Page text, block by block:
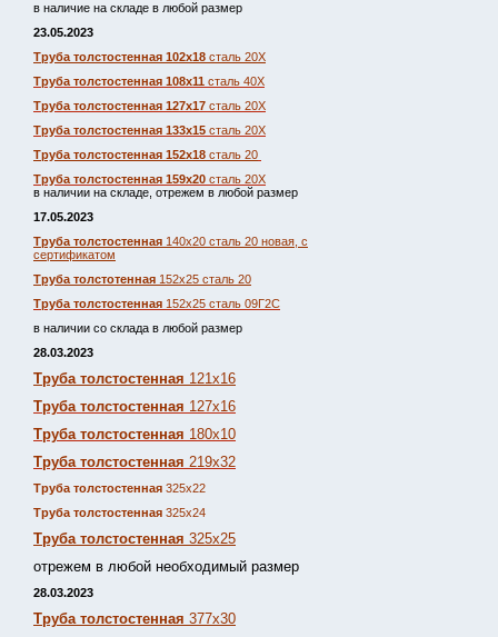
в наличие на складе в любой размер
23.05.2023
Труба толстостенная 102х18 сталь 20Х
Труба толстостенная 108х11 сталь 40Х
Труба толстостенная 127х17 сталь 20Х
Труба толстостенная 133х15 сталь 20Х
Труба толстостенная 152х18 сталь 20
Труба толстостенная 159х20 сталь 20Х
в наличии на складе, отрежем в любой размер
17.05.2023
Труба толстостенная 140х20 сталь 20 новая, с
сертификатом
Труба толстотенная 152х25 сталь 20
Труба толстостенная 152х25 сталь 09Г2С
в наличии со склада в любой размер
28.03.2023
Труба толстостенная 121х16
Труба толстостенная 127х16
Труба толстостенная 180х10
Труба толстостенная 219х32
Труба толстостенная 325х22
Труба толстостенная 325х24
Труба толстостенная 325х25
отрежем в любой необходимый размер
28.03.2023
Труба толстостенная 377х30